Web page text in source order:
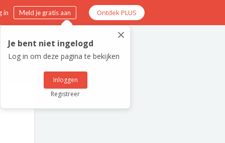
in Meld je gratis aan Ontdek PLUS
×
Je bent niet ingelogd
Log in om deze pagina te bekijken
Inloggen
Registreer